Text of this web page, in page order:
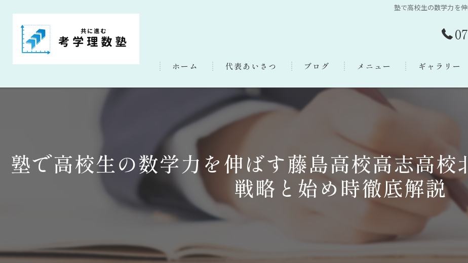
塾で高校生の数学力を
ホーム 代表あいさつ ブログ メニュー ギャラリー
塾で高校生の数学力を伸ばす藤島高校高志高校
戦略と始め時徹底解説